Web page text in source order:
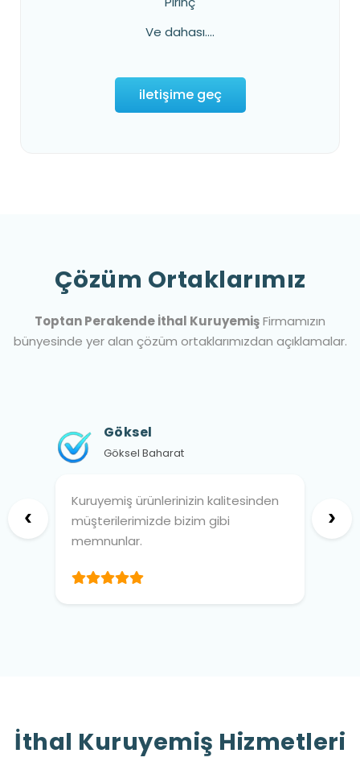
Ve dahası....
iletişime geç
Çözüm Ortaklarımız
Toptan Perakende İthal KuruyemişFirmamızın
bünyesinde yer alan çözüm ortaklarımızdan açıklamalar.
Göksel
Göksel Baharat
Kuruyemiş ürünlerinizin kalitesinden
müşterilerimizde bizim gibi
memnunlar.
‹ ›
İthal Kuruyemiş Hizmetleri